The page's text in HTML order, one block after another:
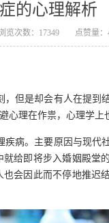
的心理解析
览次数：17349 点赞量：
但是却会有人在提到
理在作祟，心理学上
病。主要原因与现代
给即将步入婚姻殿堂
会因此而不停地推迟